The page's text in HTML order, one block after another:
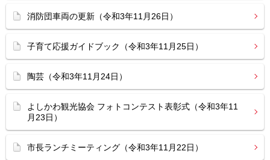
消防団車両の更新（令和3年11月26日）
子育て応援ガイドブック（令和3年11月25日）
陶芸（令和3年11月24日）
よしかわ観光協会 フォトコンテスト表彰式（令和3年11
月23日）
市長ランチミーティング（令和3年11月22日）